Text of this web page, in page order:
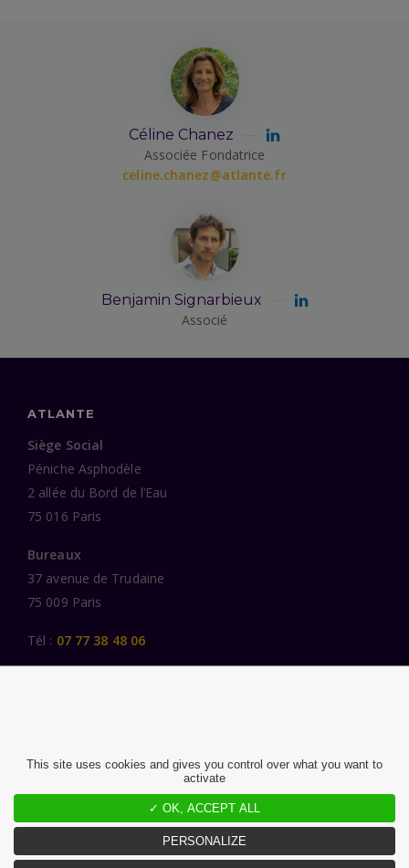
Céline Chanez
Associée Fondatrice
celine.chanez@atlante.fr
Benjamin Signarbieux
Associé
ATLANTE
Siège Social
Péniche Asphodèle
2 allée du Bord de l’Eau
75 016 Paris
Bureaux
37 avenue de Trudaine
75 009 Paris
Tél : 07 77 38 48 06
DES FEMMES ET DES HOMMES ENGAGÉS
This site uses cookies and gives you control over what you want to
activate
✓ OK, ACCEPT ALL
PERSONALIZE